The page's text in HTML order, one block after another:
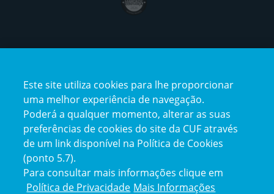
certification2certification3
Reclamações
e
Este site utiliza cookies para lhe proporcionar
uma melhor experiência de navegação.
Poderá a qualquer momento, alterar as suas
preferências de cookies do site da CUF através
de um link disponível na Política de Cookies
(ponto 5.7).
Para consultar mais informações clique em
Política de Privacidade Mais Informações